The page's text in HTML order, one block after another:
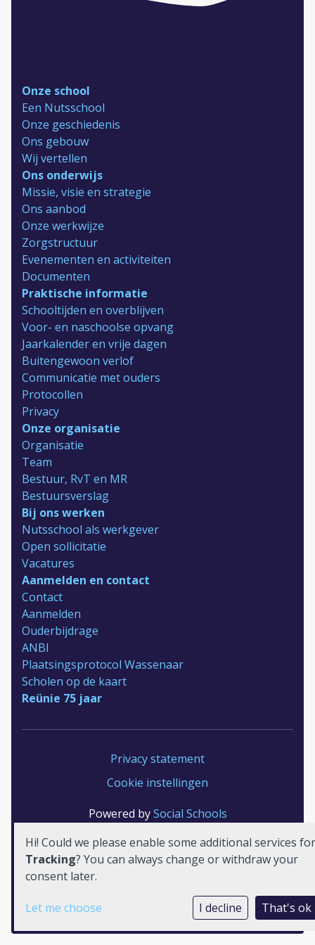
Onze school
Een Nutsschool
Onze geschiedenis
Ons gebouw
Wij vertellen
Ons onderwijs
Missie, visie en strategie
Ons aanbod
Onze werkwijze
Zorgstructuur
Evenementen en activiteiten
Documenten
Praktische informatie
Schooltijden en overblijven
Voor- en naschoolse opvang
Jaarkalender en vrije dagen
Buitengewoon verlof
Communicatie met ouders
Protocollen
Privacy
Onze organisatie
Organisatie
Team
Bestuur, RvT en MR
Bestuursverslag
Bij ons werken
Nutsschool als werkgever
Open sollicitatie
Vacatures
Aanmelden en contact
Contact
Aanmelden
Ouderbijdrage
ANBI
Plaatsingsprotocol Wassenaar
Scholen op de kaart
Reünie 75 jaar
Privacy statement
Cookie instellingen
Powered bySocial Schools
Hi! Could we please enable some additional services for
Tracking? You can always change or withdraw your
consent later.
Let me choose I decline That's ok